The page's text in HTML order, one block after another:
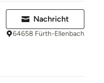
Nachricht
64658 Fürth-Ellenbach